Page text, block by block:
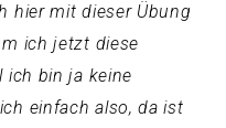
hier mit dieser Übung
ich jetzt diese
ich bin ja keine
einfach also, da ist